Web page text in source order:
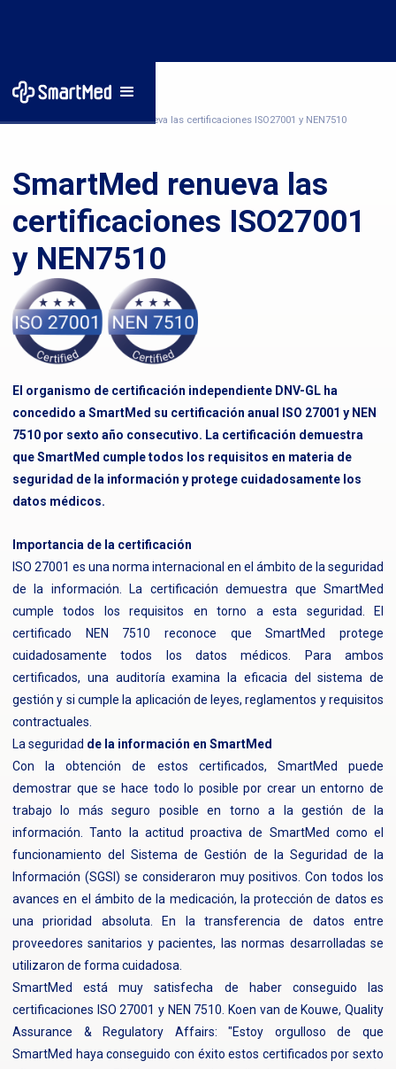
Inicio/Noticias/SmartMed renueva las certificaciones ISO27001 y NEN7510
SmartMed renueva las
certificaciones ISO27001
y NEN7510
El organismo de certificación independiente DNV-GL ha
concedido a SmartMed su certificación anual ISO 27001 y NEN
7510 por sexto año consecutivo. La certificación demuestra
que SmartMed cumple todos los requisitos en materia de
seguridad de la información y protege cuidadosamente los
datos médicos.
Importancia de la certificación
ISO 27001 es una norma internacional en el ámbito de la seguridad
de la información. La certificación demuestra que SmartMed
cumple todos los requisitos en torno a esta seguridad. El
certificado NEN 7510 reconoce que SmartMed protege
cuidadosamente todos los datos médicos. Para ambos
certificados, una auditoría examina la eficacia del sistema de
gestión y si cumple la aplicación de leyes, reglamentos y requisitos
contractuales.
La seguridad de la información en SmartMed
Con la obtención de estos certificados, SmartMed puede
demostrar que se hace todo lo posible por crear un entorno de
trabajo lo más seguro posible en torno a la gestión de la
información. Tanto la actitud proactiva de SmartMed como el
funcionamiento del Sistema de Gestión de la Seguridad de la
Información (SGSI) se consideraron muy positivos. Con todos los
avances en el ámbito de la medicación, la protección de datos es
una prioridad absoluta. En la transferencia de datos entre
proveedores sanitarios y pacientes, las normas desarrolladas se
utilizaron de forma cuidadosa.
SmartMed está muy satisfecha de haber conseguido las
certificaciones ISO 27001 y NEN 7510. Koen van de Kouwe, Quality
Assurance & Regulatory Affairs: "Estoy orgulloso de que
SmartMed haya conseguido con éxito estos certificados por sexto